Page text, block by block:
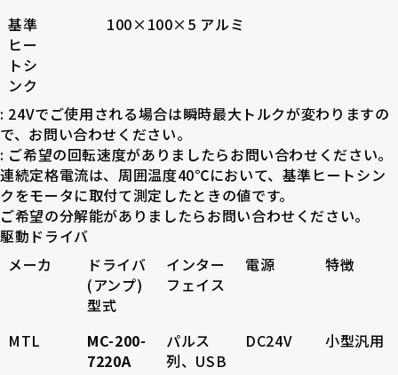
基準
ヒー
トシ
ンク
100×100×5 アルミ
: 24Vでご使用される場合は瞬時最大トルクが変わりますの
で、お問い合わせください。
: ご希望の回転速度がありましたらお問い合わせください。
連続定格電流は、周囲温度40℃において、基準ヒートシン
クをモータに取付て測定したときの値です。
ご希望の分解能がありましたらお問い合わせください。
駆動ドライバ
メーカ
ドライバ
(アンプ)
型式
インター
フェイス
電源 特徴
MTL
MC-200-
7220A
パルス
列、USB
DC24V 小型汎用